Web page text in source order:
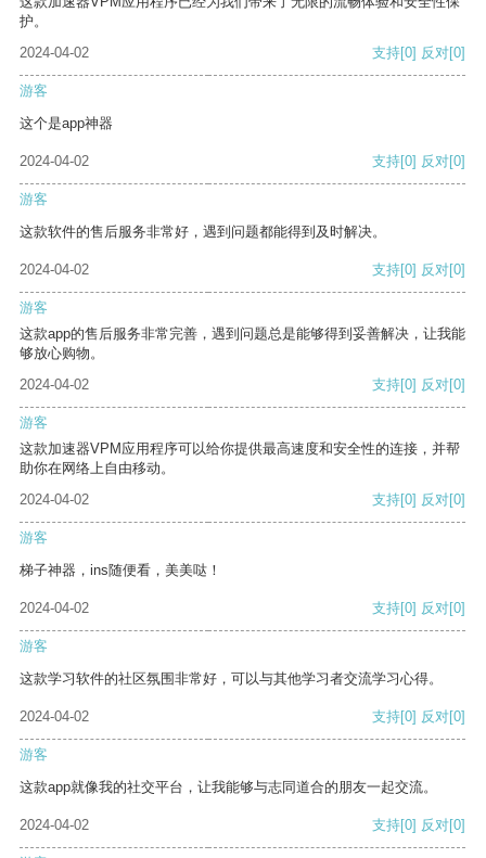
护。
2024-04-02
支持[0] 反对[0]
游客
这个是app神器
2024-04-02 支持[0] 反对[0]
游客
这款软件的售后服务非常好，遇到问题都能得到及时解决。
2024-04-02 支持[0] 反对[0]
游客
这款app的售后服务非常完善，遇到问题总是能够得到妥善解决，让我能
够放心购物。
2024-04-02
支持[0] 反对[0]
游客
这款加速器VPM应用程序可以给你提供最高速度和安全性的连接，并帮
助你在网络上自由移动。
2024-04-02
支持[0] 反对[0]
游客
梯子神器，ins随便看，美美哒！
2024-04-02 支持[0] 反对[0]
游客
这款学习软件的社区氛围非常好，可以与其他学习者交流学习心得。
2024-04-02 支持[0] 反对[0]
游客
这款app就像我的社交平台，让我能够与志同道合的朋友一起交流。
2024-04-02 支持[0] 反对[0]